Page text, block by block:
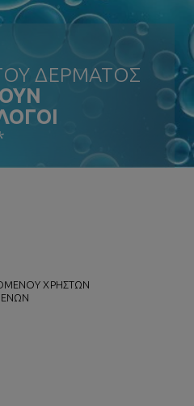
ΔΕΡΜΑΤΟΣ
ΧΡΗΣΤΩΝ